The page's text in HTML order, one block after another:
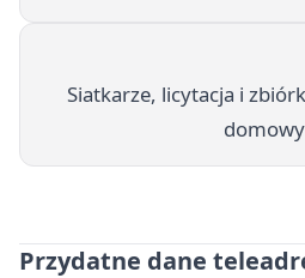
Siatkarze, licytacja i
Przydatne dane